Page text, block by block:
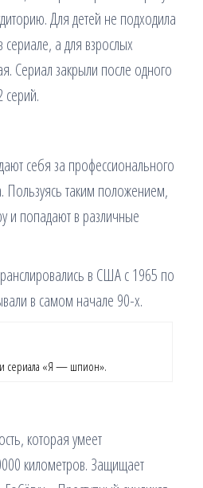
Для детей не подходила
сериале, а для взрослых
Сериал закрыли после одного
серий.
себя за профессионального
Пользуясь таким положением,
и попадают в различные
в США с 1965 по
в самом начале 90-х.
сериала «Я — шпион».
которая умеет
километров. Защищает